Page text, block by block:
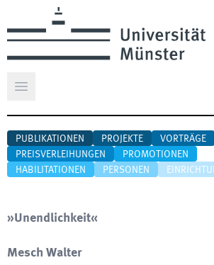
Hauptmenü öffnen
PUBLIKATIONEN PROJEKTE
VORTRÄGE
PREISVERLEIHUNGEN
PROMOTIONEN
HABILITATIONEN
PERSONEN
»Unendlichkeit«
Mesch Walter